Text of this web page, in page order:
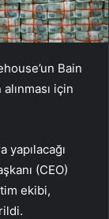
Bain
için
yapılacağı
(CEO)
ekibi,